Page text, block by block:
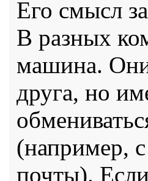
Его смысл
В разных
машина. Они
друга, но
(например,
почты).